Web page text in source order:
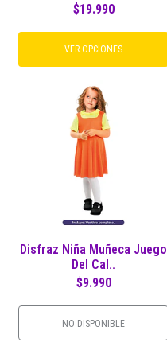
$19.990
VER OPCIONES
Disfraz Niña Muñeca Juego
Del Cal..
$9.990
NO DISPONIBLE